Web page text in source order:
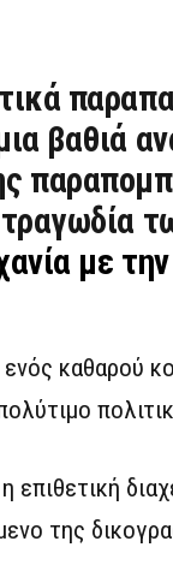
βαθιά
με
καθαρού
επιθετική
της